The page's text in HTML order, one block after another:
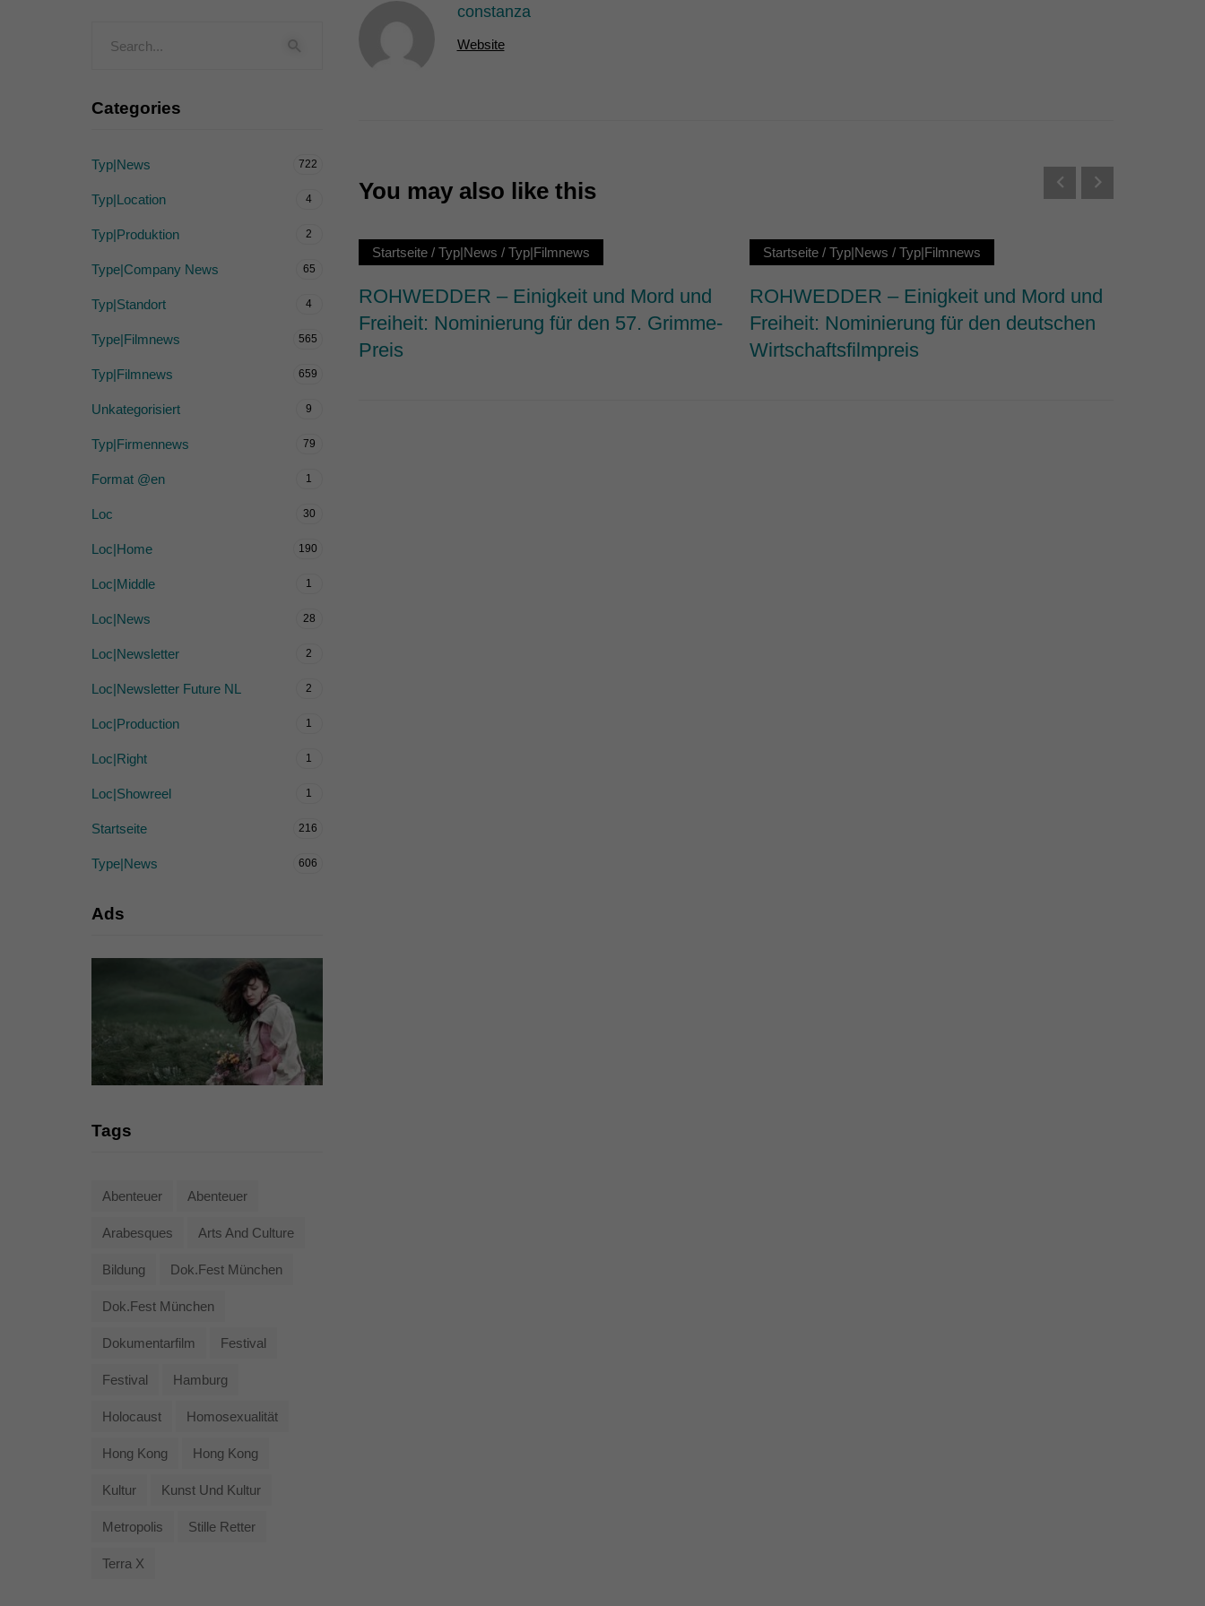
constanza
Website
You may also like this
Startseite/ Typ|News / Typ|Filmnews
ROHWEDDER – Einigkeit und Mord und
Freiheit: Nominierung für den 57. Grimme-
Preis
Startseite/ Typ|News / Typ|Filmnews
ROHWEDDER – Einigkeit und Mord und
Freiheit: Nominierung für den deutschen
Wirtschaftsfilmpreis
Categories
Typ|News 722
Typ|Location 4
Typ|Produktion 2
Type|Company News 65
Typ|Standort 4
Type|Filmnews 565
Typ|Filmnews 659
Unkategorisiert 9
Typ|Firmennews 79
Format @en 1
Loc 30
Loc|Home 190
Loc|Middle 1
Loc|News 28
Loc|Newsletter 2
Loc|Newsletter Future NL 2
Loc|Production 1
Loc|Right 1
Loc|Showreel 1
Startseite 216
Type|News 606
Ads
Tags
Abenteuer Abenteuer
Arabesques Arts And Culture
Bildung Dok.fest München
Dok.fest München
Dokumentarfilm Festival
Festival Hamburg
Holocaust Homosexualität
Hong Kong Hong Kong
Kultur Kunst Und Kultur
Metropolis Stille Retter
Terra X
Externe Medien (7)
Inhalte von Videoplattformen und Social-Media-Plattformen werden standardmäßig blockiert. Wenn Cookies von externen Medien
akzeptiert werden, bedarf der Zugriff auf diese Inhalte keiner manuellen Einwilligung mehr.